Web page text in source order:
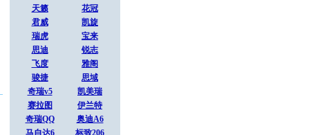
天籁
花冠
君威
凯旋
瑞虎
宝来
思迪
锐志
飞度
雅阁
骏捷
思域
奇瑞v5
凯美瑞
赛拉图
伊兰特
奇瑞QQ
奥迪A6
马自达6
标致206